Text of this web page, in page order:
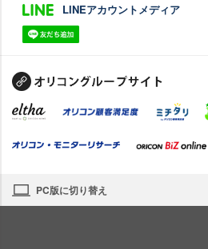
LINEアカウントメディア
PC版に切り替え